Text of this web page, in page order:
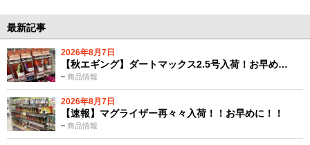
最新記事
2026年8月7日
商品情報
【秋エギング】ダートマックス2.5号入荷！お早め…
2026年8月7日
商品情報
【速報】マグライザー再々々入荷！！お早めに！！